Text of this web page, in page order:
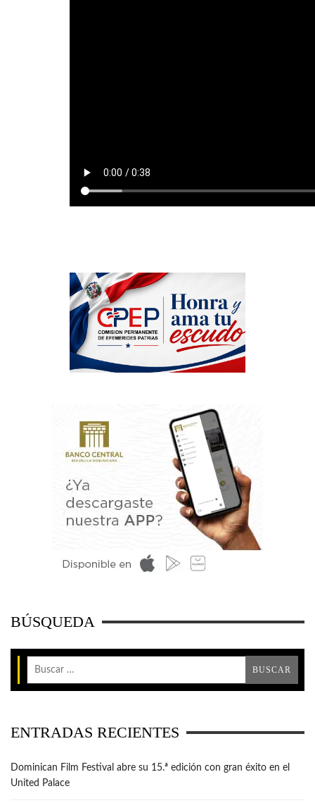
BÚSQUEDA
ENTRADAS RECIENTES
Dominican Film Festival abre su 15.ª edición con gran éxito en el
United Palace